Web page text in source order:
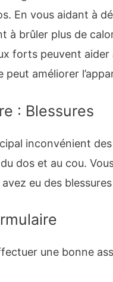
En vous aidant à
à brûler plus de
forts peuvent aider
peut améliorer
: Blessures
inconvénient
dos et au cou.
avez eu des
une bonne